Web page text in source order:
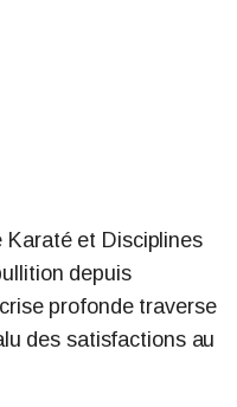
Karaté et Disciplines
depuis
profonde traverse
des satisfactions au